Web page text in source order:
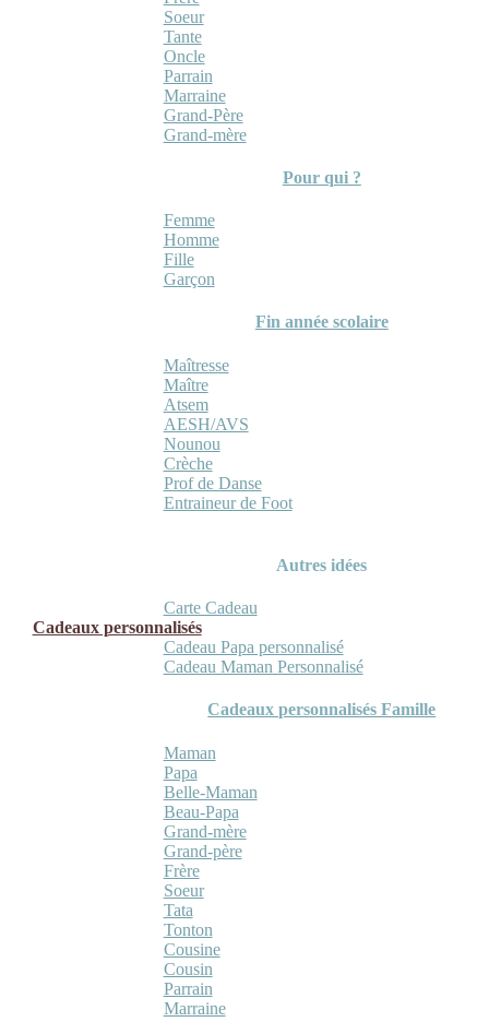
Soeur
Tante
Oncle
Parrain
Marraine
Grand-Père
Grand-mère
Pour qui ?
Femme
Homme
Fille
Garçon
Fin année scolaire
Maîtresse
Maître
Atsem
AESH/AVS
Nounou
Crèche
Prof de Danse
Entraineur de Foot
Autres idées
Carte Cadeau
Cadeaux personnalisés
Cadeau Papa personnalisé
Cadeau Maman Personnalisé
Cadeaux personnalisés Famille
Maman
Papa
Belle-Maman
Beau-Papa
Grand-mère
Grand-père
Frère
Soeur
Tata
Tonton
Cousine
Cousin
Parrain
Marraine